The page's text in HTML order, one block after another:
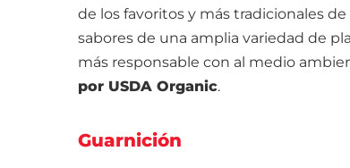
de los favoritos y más tradicionales
sabores de una amplia variedad de
más responsable con al medio
por USDA Organic.
Guarnición